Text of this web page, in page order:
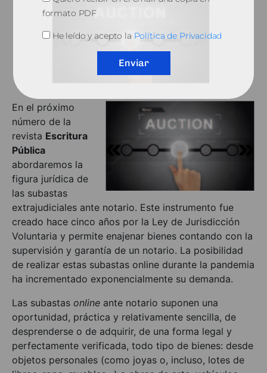
En el próximo
número de la
revista Escritura
Pública
abordaremos la
figura jurídica de
las subastas
extrajudiciales ante notario. Este instrumento fue
creado hace cinco años por la Ley de Jurisdicción
Voluntaria y permite enajenar bienes contando con la
supervisión y garantía de un notario. La posibilidad
de realizar estas subastas online durante la pandemia
ha incrementado exponencialmente su demanda.
Las subastas online ante notario suponen una
oportunidad, práctica y relativamente sencilla, de
desprenderse o de adquirir, de una forma legal y
perfectamente verificada, todo tipo de bienes: desde
objetos personales (como joyas o, incluso, lotes de
formato PDF
He leído y acepto la Política de Privacidad
Enviar